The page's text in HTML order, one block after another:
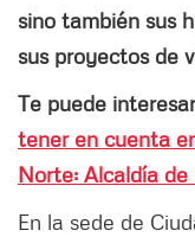
sino también sus
sus proyectos de
Te puede
tener en cuenta
Norte: Alcaldía
En la sede de